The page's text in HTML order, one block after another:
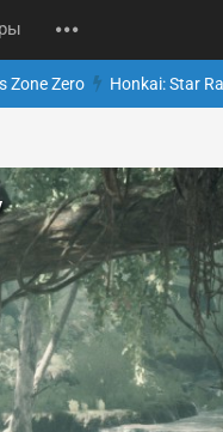
Zone Zero Honkai: Star